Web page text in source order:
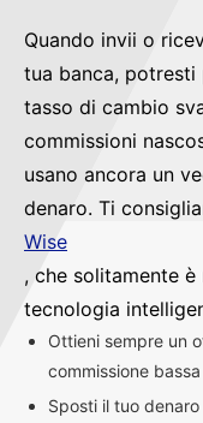
Quando invii o
tua banca, potresti
tasso di cambio
commissioni
usano ancora un
denaro. Ti
Wise
, che solitamente
tecnologia
Ottieni sempre un
commissione
Sposti il tuo